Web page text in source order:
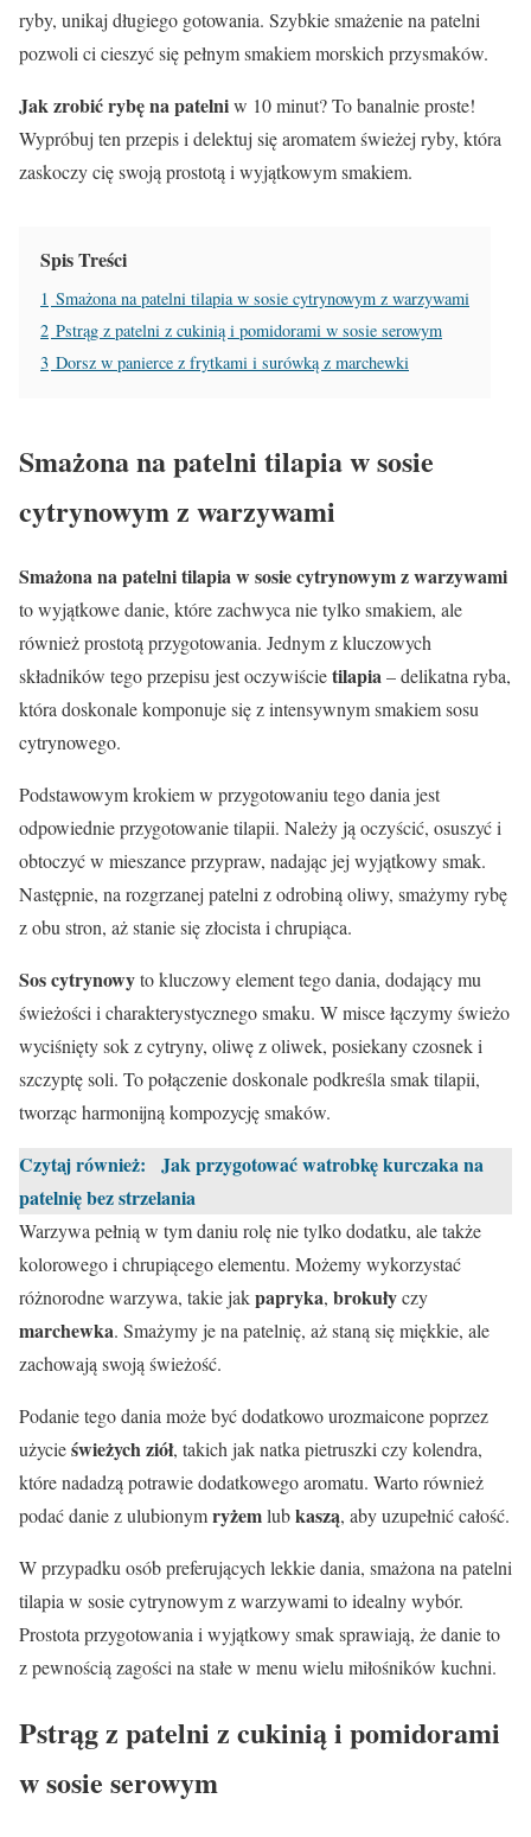
ryby, unikaj długiego gotowania. Szybkie smażenie na patelni
pozwoli ci cieszyć się pełnym smakiem morskich przysmaków.
Jak zrobić rybę na patelniw 10 minut? To banalnie proste!
Wypróbuj ten przepis i delektuj się aromatem świeżej ryby, która
zaskoczy cię swoją prostotą i wyjątkowym smakiem.
Spis Treści
1 Smażona na patelni tilapia w sosie cytrynowym z warzywami
2 Pstrąg z patelni z cukinią i pomidorami w sosie serowym
3 Dorsz w panierce z frytkami i surówką z marchewki
Smażona na patelni tilapia w sosie
cytrynowym z warzywami
Smażona na patelni tilapia w sosie cytrynowym z warzywami
to wyjątkowe danie, które zachwyca nie tylko smakiem, ale
również prostotą przygotowania. Jednym z kluczowych
składników tego przepisu jest oczywiścietilapia– delikatna ryba,
która doskonale komponuje się z intensywnym smakiem sosu
cytrynowego.
Podstawowym krokiem w przygotowaniu tego dania jest
odpowiednie przygotowanie tilapii. Należy ją oczyścić, osuszyć i
obtoczyć w mieszance przypraw, nadając jej wyjątkowy smak.
Następnie, na rozgrzanej patelni z odrobiną oliwy, smażymy rybę
z obu stron, aż stanie się złocista i chrupiąca.
Sos cytrynowyto kluczowy element tego dania, dodający mu
świeżości i charakterystycznego smaku. W misce łączymy świeżo
wyciśnięty sok z cytryny, oliwę z oliwek, posiekany czosnek i
szczyptę soli. To połączenie doskonale podkreśla smak tilapii,
tworząc harmonijną kompozycję smaków.
Czytaj również:
Jak przygotować watrobkę kurczaka na
patelnię bez strzelania
Warzywa pełnią w tym daniu rolę nie tylko dodatku, ale także
kolorowego i chrupiącego elementu. Możemy wykorzystać
różnorodne warzywa, takie jakpapryka, brokułyczy
marchewka. Smażymy je na patelnię, aż staną się miękkie, ale
zachowają swoją świeżość.
Podanie tego dania może być dodatkowo urozmaicone poprzez
użycieświeżych ziół, takich jak natka pietruszki czy kolendra,
które nadadzą potrawie dodatkowego aromatu. Warto również
podać danie z ulubionymryżemlubkaszą, aby uzupełnić całość.
W przypadku osób preferujących lekkie dania, smażona na patelni
tilapia w sosie cytrynowym z warzywami to idealny wybór.
Prostota przygotowania i wyjątkowy smak sprawiają, że danie to
z pewnością zagości na stałe w menu wielu miłośników kuchni.
Pstrąg z patelni z cukinią i pomidorami
w sosie serowym